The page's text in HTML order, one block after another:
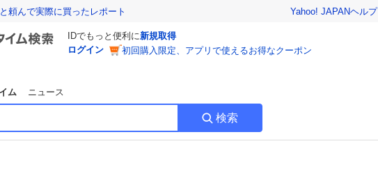
頼んで実際に買ったレポート Yahoo! JAPANヘルプ
IDでもっと便利に新規取得
ログイン
初回購入限定、アプリで使えるお得なクーポン
ム ニュース
検索